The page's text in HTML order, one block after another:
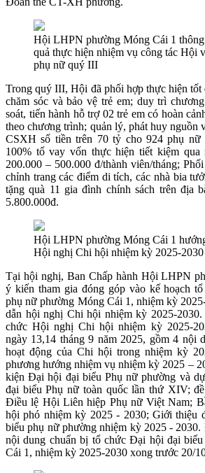
Hội LHPN phường Móng Cái 1 thông
quả thực hiện nhiệm vụ công tác Hội
phụ nữ quý III
Trong quý III, Hội đã phối hợp thực hiện tốt
chăm sóc và bảo vệ trẻ em; duy trì
soát, tiến hành hỗ trợ 02 trẻ em có hoàn
theo chương trình; quản lý, phát huy nguồn
CSXH số tiền trên 70 tỷ cho 924 phụ nữ
100% tổ vay vốn thực hiện tiết kiệm qua
200.000 – 500.000 đ/thành viên/tháng;
chỉnh trang các điểm di tích, các nhà bia
tặng quà 11 gia đình chính sách trên địa
5.800.000đ.
Hội LHPN phường Móng Cái 1
Hội nghị Chi hội nhiệm kỳ 2025-2030
Tại hội nghị, Ban Chấp hành Hội LHPN
ý kiến tham gia đóng góp vào kế hoạch
phụ nữ phường Móng Cái 1, nhiệm kỳ
dẫn hội nghị Chi hội nhiệm kỳ 2025-
chức Hội nghị Chi hội nhiệm kỳ 2025-
ngày 13,14 tháng 9 năm 2025, gồm 4 nội
hoạt động của Chi hội trong nhiệm kỳ
phương hướng nhiệm vụ nhiệm kỳ 2025 –
kiện Đại hội đại biểu Phụ nữ phường và
đại biểu Phụ nữ toàn quốc lần thứ XIV;
Điều lệ Hội Liên hiệp Phụ nữ Việt Nam;
hội phó nhiệm kỳ 2025 - 2030; Giới thiệu
biểu phụ nữ phường nhiệm kỳ 2025 -
nội dung chuẩn bị tổ chức Đại hội đại
Cái 1, nhiệm kỳ 2025-2030 xong trước 20/